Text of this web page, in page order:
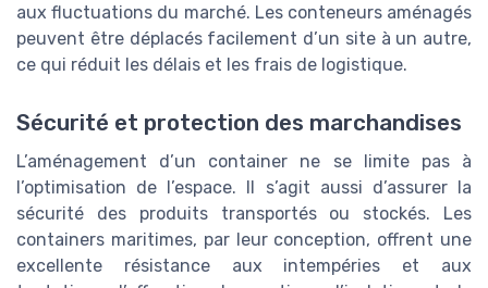
aux fluctuations du marché. Les conteneurs aménagés
peuvent être déplacés facilement d’un site à un autre,
ce qui réduit les délais et les frais de logistique.
Sécurité et protection des marchandises
L’aménagement d’un container ne se limite pas à
l’optimisation de l’espace. Il s’agit aussi d’assurer la
sécurité des produits transportés ou stockés. Les
containers maritimes, par leur conception, offrent une
excellente résistance aux intempéries et aux